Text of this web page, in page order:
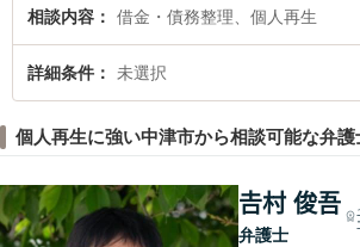
料で個人再生を法律相談できる中津市内の弁護士に相
困りの相談者さんにおすすめです。
相談内容 借金・債務整理、個人再生
詳細条件 未選択
個人再生に強い中津市から相談可能な弁護
𠮷村 俊吾
弁護士